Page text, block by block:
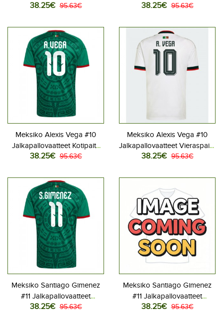
MM-kisat 2026 Lyhythihainen
38.25€ 95.63€
MM-kisat 2026 Lyhythihainen
38.25€ 95.63€
Meksiko Alexis Vega #10
Jalkapallovaatteet Kotipaita
MM-kisat 2026 Lyhythihainen
38.25€ 95.63€
Meksiko Alexis Vega #10
Jalkapallovaatteet Vieraspaita
MM-kisat 2026 Lyhythihainen
38.25€ 95.63€
Meksiko Santiago Gimenez
#11 Jalkapallovaatteet
Kotipaita MM-kisat 2026
38.25€ 95.63€
Meksiko Santiago Gimenez
#11 Jalkapallovaatteet
Vieraspaita MM-kisat 2026
38.25€ 95.63€